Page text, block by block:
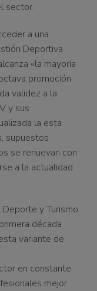
sector.
a una
Deportiva
«la mayoría
promoción
validez a la
y sus
la esta
supuestos
se renuevan con
a la actualidad
y Turismo
década
variante de
en constante
mejor